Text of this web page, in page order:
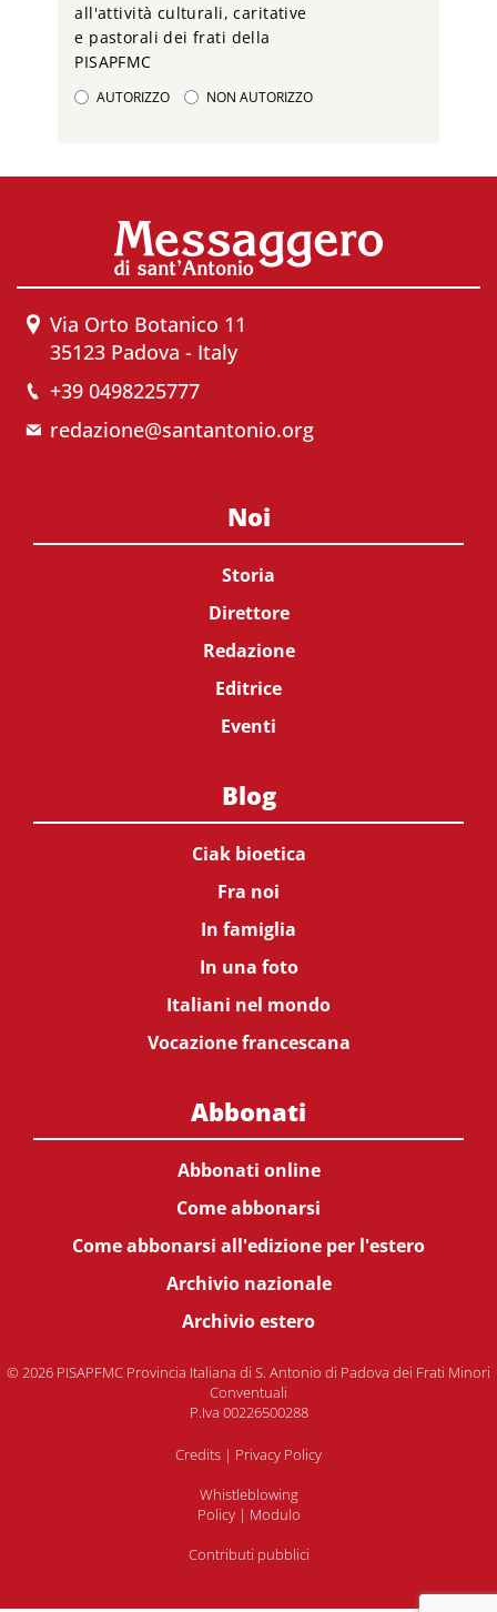
all'attività culturali, caritative
e pastorali dei frati della
PISAPFMC
AUTORIZZO NON AUTORIZZO
Via Orto Botanico 11
35123 Padova - Italy
+39 0498225777
redazione@santantonio.org
Noi
Storia
Direttore
Redazione
Editrice
Eventi
Blog
Ciak bioetica
Fra noi
In famiglia
In una foto
Italiani nel mondo
Vocazione francescana
Abbonati
Abbonati online
Come abbonarsi
Come abbonarsi all'edizione per l'estero
Archivio nazionale
Archivio estero
© 2026 PISAPFMC Provincia Italiana di S. Antonio di Padova dei Frati Minori
Conventuali
P.Iva 00226500288
Credits | Privacy Policy
Whistleblowing
Policy| Modulo
Contributi pubblici